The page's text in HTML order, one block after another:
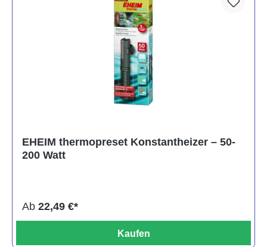
EHEIM thermopreset Konstantheizer – 50-
200 Watt
Ab 22,49 €*
Kaufen